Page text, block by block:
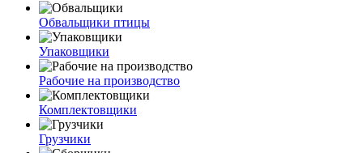
Обвальщики птицы
Упаковщики
Рабочие на производство
Комплектовщики
Грузчики